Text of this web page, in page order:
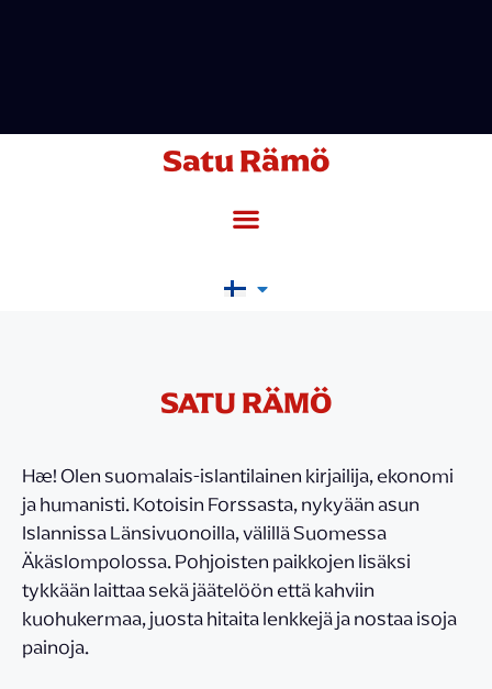
Satu Rämö
SATU RÄMÖ
Hæ! Olen suomalais-islantilainen kirjailija, ekonomi
ja humanisti. Kotoisin Forssasta, nykyään asun
Islannissa Länsivuonoilla, välillä Suomessa
Äkäslompolossa. Pohjoisten paikkojen lisäksi
tykkään laittaa sekä jäätelöön että kahviin
kuohukermaa, juosta hitaita lenkkejä ja nostaa isoja
painoja.